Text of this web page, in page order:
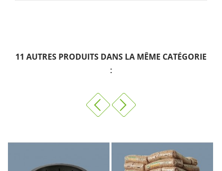
11 AUTRES PRODUITS DANS LA MÊME CATÉGORIE
: